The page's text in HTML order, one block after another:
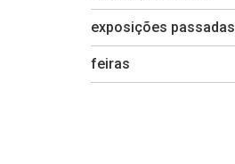
exposições passadas
feiras